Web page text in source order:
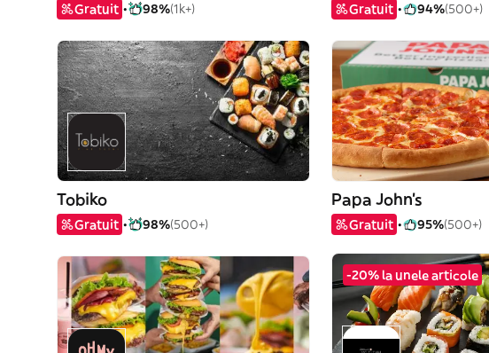
Gratuit 98%(1k+) Gratuit 94%(500+)
Tobiko
Gratuit 98%(500+)
Papa John's
Gratuit 95%(500+)
-20% la unele articole